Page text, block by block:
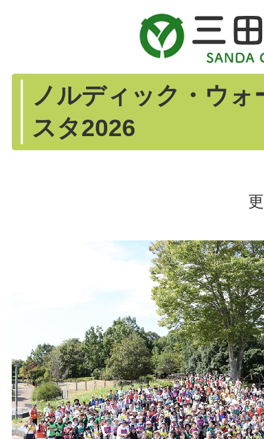
ノルディック・ウ
スタ2026